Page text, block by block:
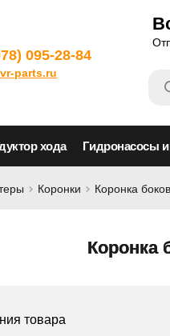
095-28-84
parts.ru
хода Гидронасосы
Коронки Коронка
Коронка